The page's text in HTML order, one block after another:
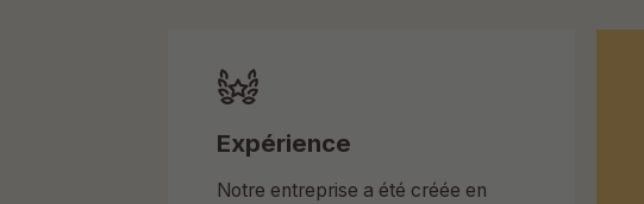
Expérience
Notre entreprise a été créée en